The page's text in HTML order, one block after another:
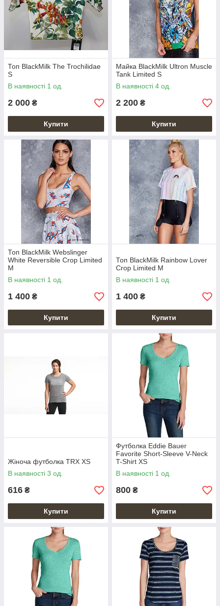
Топ BlackMilk The Trochilidae
S
В наявності 1 од.
2 000 ₴
Купити
Майка BlackMilk Ultron Muscle
Tank Limited S
В наявності 4 од.
2 200 ₴
Купити
Топ BlackMilk Webslinger
White Reversible Crop Limited
M
В наявності 1 од.
1 400 ₴
Купити
Топ BlackMilk Rainbow Lover
Crop Limited M
В наявності 1 од.
1 400 ₴
Купити
Жіноча футболка TRX XS
В наявності 3 од.
616 ₴
Купити
Футболка Eddie Bauer
Favorite Short-Sleeve V-Neck
T-Shirt XS
В наявності 1 од.
800 ₴
Купити